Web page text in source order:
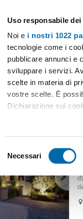
Uso responsabile dei
Noi e i nostri 1022
tecnologie come i
pubblicare annunci e
sviluppare i servizi.
scelte in materia di
vostre scelte. È
Dichiarazione sui
Identificare il tuo
(impronte digitali).
Approfondisci come
dettagli. Puoi
Utilizziamo i cookie
e
e
Necessari
Scegli la
Affitto Roma Affitto
(35 immobili)